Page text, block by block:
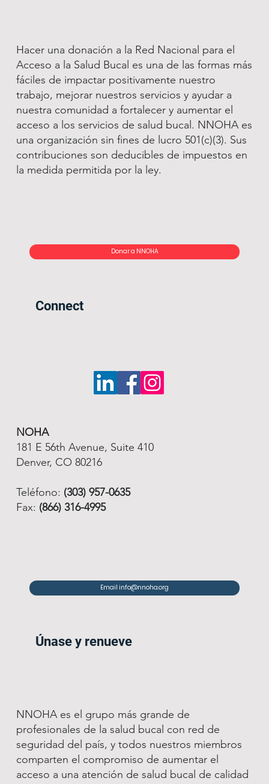
Hacer una donación a la Red Nacional para el
Acceso a la Salud Bucal es una de las formas más
fáciles de impactar positivamente nuestro
trabajo, mejorar nuestros servicios y ayudar a
nuestra comunidad a fortalecer y aumentar el
acceso a los servicios de salud bucal. NNOHA es
una organización sin fines de lucro 501(c)(3). Sus
contribuciones son deducibles de impuestos en
la medida permitida por la ley.
Donar a NNOHA
Connect
NOHA
181 E 56th Avenue, Suite 410
Denver, CO 80216
Teléfono: (303) 957-0635
Fax: (866) 316-4995
Email info@nnoha.org
Únase y renueve
NNOHA es el grupo más grande de
profesionales de la salud bucal con red de
seguridad del país, y todos nuestros miembros
comparten el compromiso de aumentar el
acceso a una atención de salud bucal de calidad